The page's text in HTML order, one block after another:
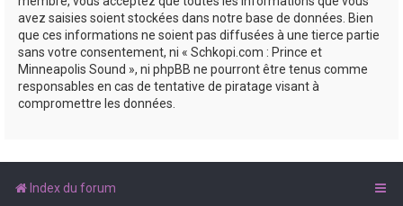
avez saisies soient stockées dans notre base de données. Bien
que ces informations ne soient pas diffusées à une tierce partie
sans votre consentement, ni « Schkopi.com : Prince et
Minneapolis Sound », ni phpBB ne pourront être tenus comme
responsables en cas de tentative de piratage visant à
compromettre les données.
Index du forum